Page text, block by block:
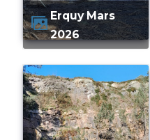
Erquy Mars
2026